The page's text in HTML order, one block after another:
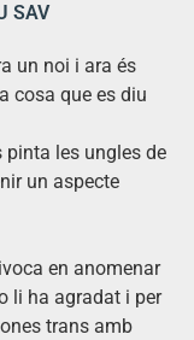
SAV
un noi i ara és
cosa que es diu
pinta les ungles de
un aspecte
en anomenar
li ha agradat i per
trans amb